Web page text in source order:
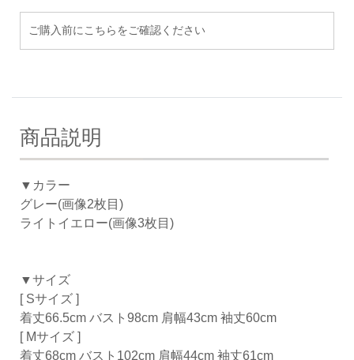
ご購入前にこちらをご確認ください
商品説明
▼カラー
グレー(画像2枚目)
ライトイエロー(画像3枚目)
▼サイズ
[ Sサイズ ]
着丈66.5cm バスト98cm 肩幅43cm 袖丈60cm
[ Mサイズ ]
着丈68cm バスト102cm 肩幅44cm 袖丈61cm